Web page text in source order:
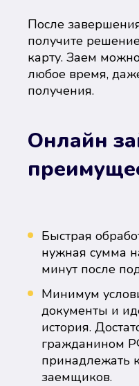
После
получите
карту. Заем
любое время,
получения.
Онлайн
Быстрая
нужная сумма
минут после
Минимум
документы и
история.
гражданином
принадлежать
заемщиков.